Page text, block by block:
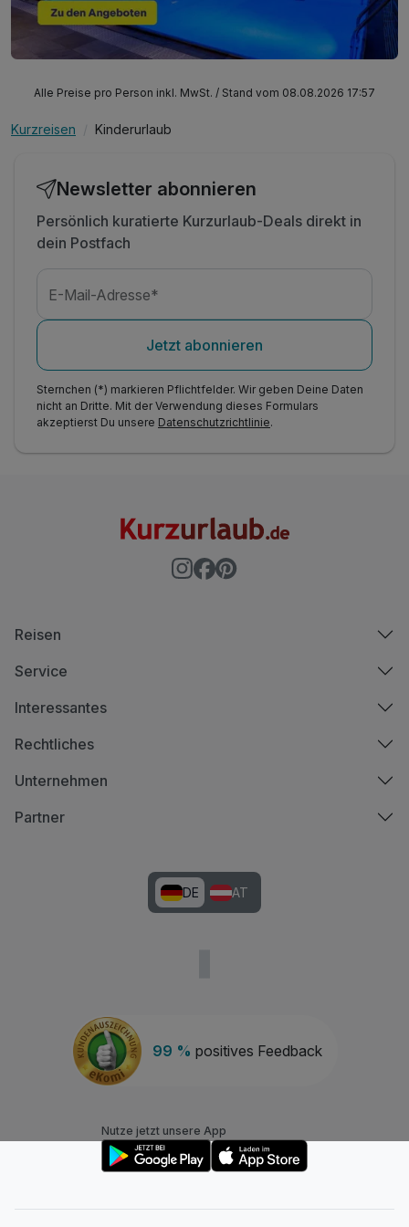
Alle Preise pro Person inkl. MwSt. / Stand vom 08.08.2026 17:57
Kurzreisen Kinderurlaub
Newsletter abonnieren
Persönlich kuratierte Kurzurlaub-Deals direkt in
dein Postfach
E-Mail-Adresse*
Jetzt abonnieren
Sternchen (*) markieren Pflichtfelder. Wir geben Deine Daten
nicht an Dritte. Mit der Verwendung dieses Formulars
akzeptierst Du unsere Datenschutzrichtlinie.
99 % positives Feedback
Reisen
Service
Interessantes
Rechtliches
Unternehmen
Partner
DE AT
Nutze jetzt unsere App